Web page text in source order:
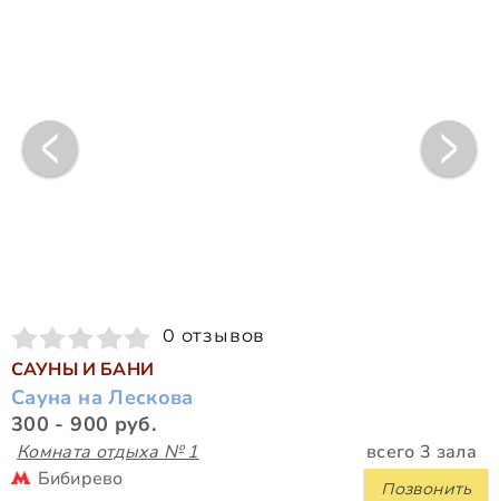
0 отзывов
САУНЫ И БАНИ
Сауна на Лескова
300 - 900 руб.
Комната отдыха № 1 всего 3 зала
Позвонить
Бибирево